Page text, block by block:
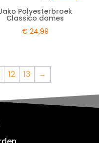
Polyesterbroek
Classico dames
€ 24,99
12 13 →